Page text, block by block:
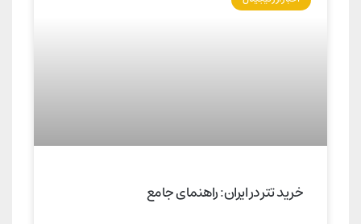
خرید تتر در ایران: راهنمای جامع